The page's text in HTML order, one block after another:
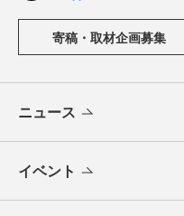
寄稿・取材企画募集
ニュース
イベント